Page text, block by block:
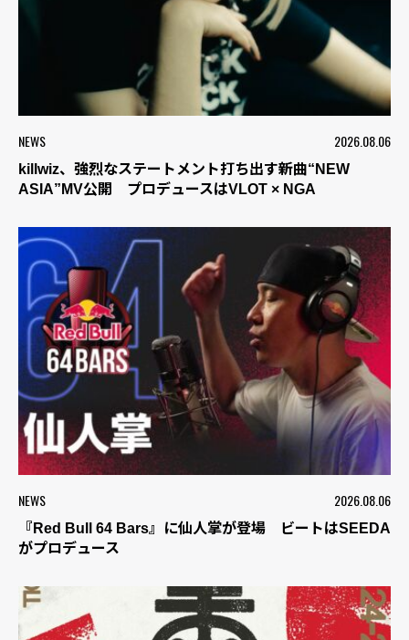
NEWS 2026.08.06
killwiz、強烈なステートメント打ち出す新曲“NEW
ASIA”MV公開 プロデュースはVLOT × NGA
NEWS 2026.08.06
『Red Bull 64 Bars』に仙人掌が登場 ビートはSEEDA
がプロデュース